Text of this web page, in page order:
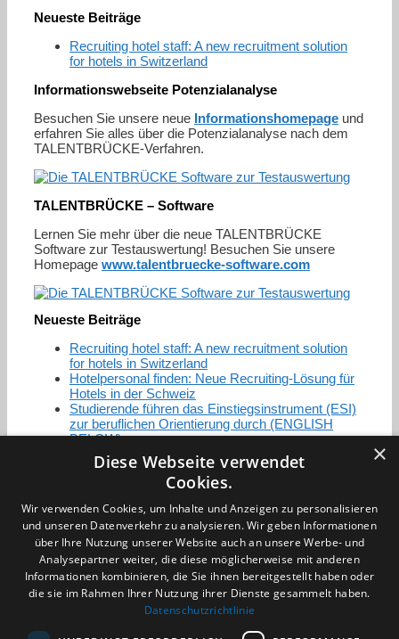
Neueste Beiträge
Recruiting hotel staff: A new recruitment solution
for hotels in Switzerland
Informationswebseite Potenzialanalyse
Besuchen Sie unsere neue Informationshomepage und
erfahren Sie alles über die Potenzialanalyse nach dem
TALENTBRÜCKE-Verfahren.
TALENTBRÜCKE – Software
Lernen Sie mehr über die neue TALENTBRÜCKE
Software zur Testauswertung! Besuchen Sie unsere
Homepage www.talentbruecke-software.com
Neueste Beiträge
Recruiting hotel staff: A new recruitment solution
for hotels in Switzerland
Hotelpersonal finden: Neue Recruiting-Lösung für
Hotels in der Schweiz
Studierende führen das Einstiegsinstrument (ESI)
zur beruflichen Orientierung durch (ENGLISH
BELOW)
Zertifizierung / Mitgliedschaften
×
Diese Webseite verwendet
Cookies.
Wir verwenden Cookies, um Inhalte und Anzeigen zu personalisieren
und unseren Datenverkehr zu analysieren. Wir geben Informationen
über Ihre Nutzung unserer Website auch an unsere Werbe- und
Analysepartner weiter, die diese möglicherweise mit anderen
Informationen kombinieren, die Sie ihnen bereitgestellt haben oder
die sie im Rahmen Ihrer Nutzung ihrer Dienste gesammelt haben.
Datenschutzrichtlinie